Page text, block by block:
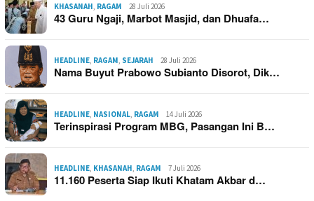
KHASANAH, RAGAM 28 Juli 2026
43 Guru Ngaji, Marbot Masjid, dan Dhuafa…
HEADLINE, RAGAM, SEJARAH 28 Juli 2026
Nama Buyut Prabowo Subianto Disorot, Dik…
HEADLINE, NASIONAL, RAGAM 14 Juli 2026
Terinspirasi Program MBG, Pasangan Ini B…
HEADLINE, KHASANAH, RAGAM 7 Juli 2026
11.160 Peserta Siap Ikuti Khatam Akbar d…